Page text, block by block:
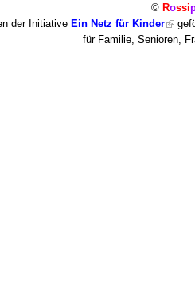
© Rossi
der Initiative Ein Netz für Kinder
für Familie, Senioren,